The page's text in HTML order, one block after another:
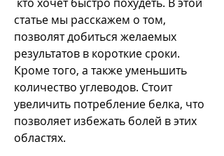
статье мы расскажем о том,
позволят добиться желаемых
результатов в короткие сроки.
Кроме того, а также уменьшить
количество углеводов. Стоит
увеличить потребление белка, что
позволяет избежать болей в этих
областях.